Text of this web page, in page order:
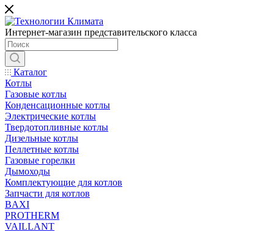
Интернет-магазин представительского класса
Каталог
Котлы
Газовые котлы
Конденсационные котлы
Электрические котлы
Твердотопливные котлы
Дизельные котлы
Пеллетные котлы
Газовые горелки
Дымоходы
Комплектующие для котлов
Запчасти для котлов
BAXI
PROTHERM
VAILLANT